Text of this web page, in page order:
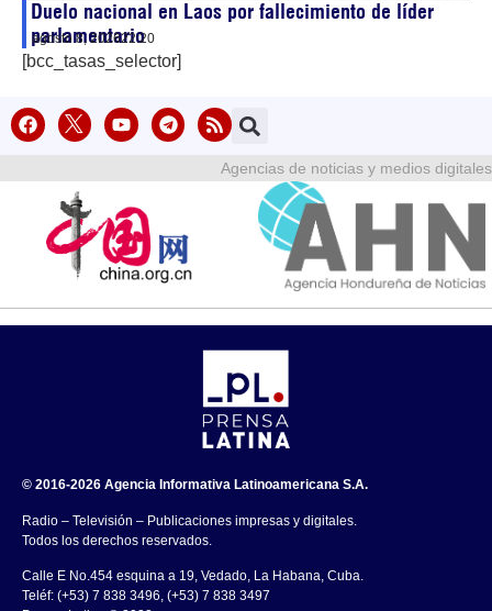
Duelo nacional en Laos por fallecimiento de líder
parlamentario
agosto 8, 202622:20
[bcc_tasas_selector]
Agencias de noticias y medios digitales
© 2016-2026 Agencia Informativa Latinoamericana S.A.
Radio – Televisión – Publicaciones impresas y digitales.
Todos los derechos reservados.
Calle E No.454 esquina a 19, Vedado, La Habana, Cuba.
Teléf: (+53) 7 838 3496, (+53) 7 838 3497